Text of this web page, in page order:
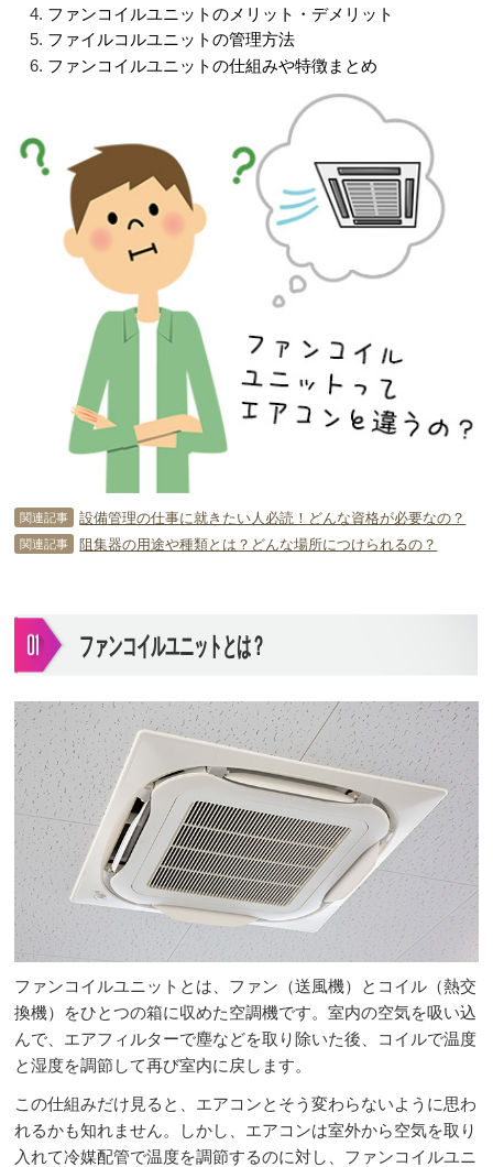
ファンコイルユニットのメリット・デメリット
ファイルコルユニットの管理方法
ファンコイルユニットの仕組みや特徴まとめ
関連記事 設備管理の仕事に就きたい人必読！どんな資格が必要なの？
関連記事 阻集器の用途や種類とは？どんな場所につけられるの？
ファンコイルユニットとは？
ファンコイルユニットとは、ファン（送風機）とコイル（熱交
換機）をひとつの箱に収めた空調機です。室内の空気を吸い込
んで、エアフィルターで塵などを取り除いた後、コイルで温度
と湿度を調節して再び室内に戻します。
この仕組みだけ見ると、エアコンとそう変わらないように思わ
れるかも知れません。しかし、エアコンは室外から空気を取り
入れて冷媒配管で温度を調節するのに対し、ファンコイルユニ